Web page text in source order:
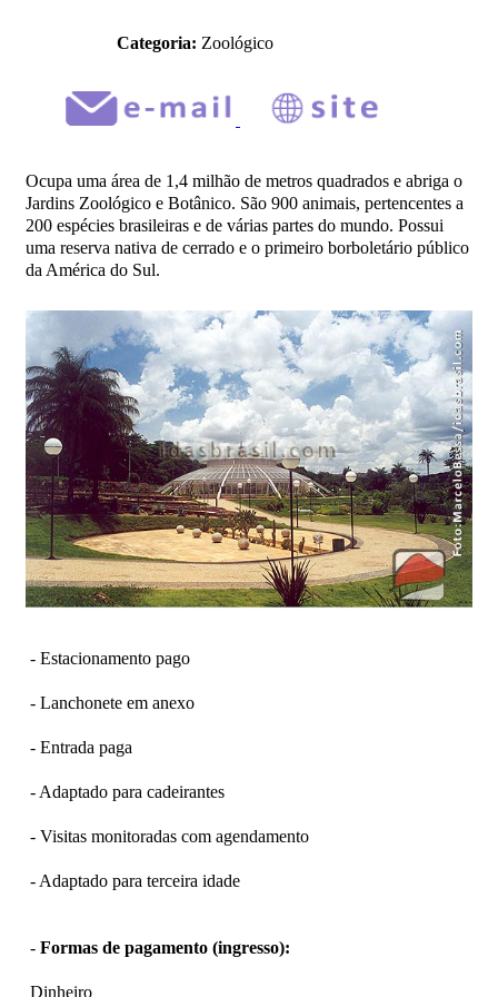
Categoria: Zoológico
Ocupa uma área de 1,4 milhão de metros quadrados e abriga o
Jardins Zoológico e Botânico. São 900 animais, pertencentes a
200 espécies brasileiras e de várias partes do mundo. Possui
uma reserva nativa de cerrado e o primeiro borboletário público
da América do Sul.
- Estacionamento pago
- Lanchonete em anexo
- Entrada paga
- Adaptado para cadeirantes
- Visitas monitoradas com agendamento
- Adaptado para terceira idade
- Formas de pagamento (ingresso):
Dinheiro